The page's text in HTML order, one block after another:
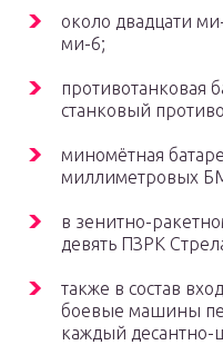
около двадцати
ми-6;
противотанковая
станковый
миномётная
миллиметровых
в зенитно-
девять ПЗРК
также в состав
боевые машины
каждый десантно-